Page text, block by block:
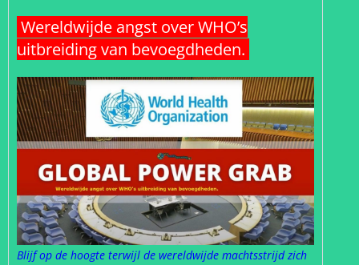
Wereldwijde angst over WHO’s
uitbreiding van bevoegdheden.
Blijf op de hoogte terwijl de wereldwijde machtsstrijd zich